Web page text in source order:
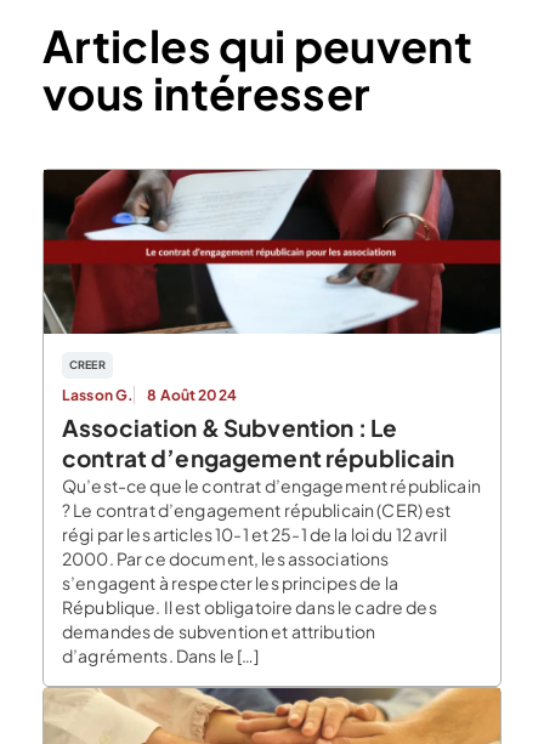
Articles qui peuvent
vous intéresser
CREER
Lasson G. 8 Août 2024
Association & Subvention : Le
contrat d’engagement républicain
Qu’est-ce que le contrat d’engagement républicain
? Le contrat d’engagement républicain (CER) est
régi par les articles 10-1 et 25-1 de la loi du 12 avril
2000. Par ce document, les associations
s’engagent à respecter les principes de la
République. Il est obligatoire dans le cadre des
demandes de subvention et attribution
d’agréments. Dans le […]